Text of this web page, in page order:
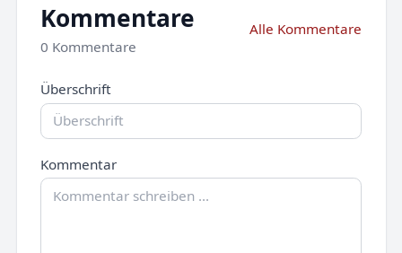
Kommentare
0 Kommentare
Alle Kommentare
Überschrift
Kommentar